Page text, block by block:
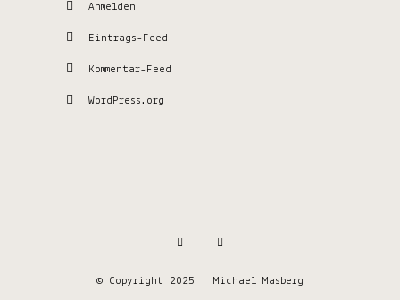
Anmelden
Eintrags-Feed
Kommentar-Feed
WordPress.org
© Copyright 2025 | Michael Masberg